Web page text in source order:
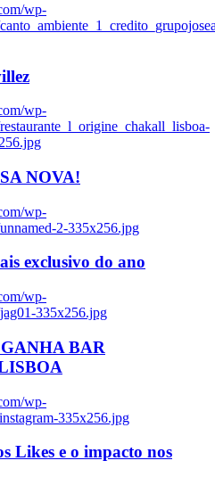
wp-
wp-
NOVA!
wp-
2-335x256.jpg
exclusivo do ano
wp-
335x256.jpg
BAR
wp-
335x256.jpg
Likes e o impacto nos